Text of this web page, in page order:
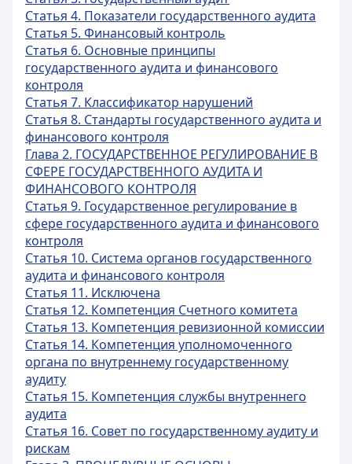
Статья 4. Показатели государственного аудита
Статья 5. Финансовый контроль
Статья 6. Основные принципы
государственного аудита и финансового
контроля
Статья 7. Классификатор нарушений
Статья 8. Стандарты государственного аудита и
финансового контроля
Глава 2. ГОСУДАРСТВЕННОЕ РЕГУЛИРОВАНИЕ В
СФЕРЕ ГОСУДАРСТВЕННОГО АУДИТА И
ФИНАНСОВОГО КОНТРОЛЯ
Статья 9. Государственное регулирование в
сфере государственного аудита и финансового
контроля
Статья 10. Система органов государственного
аудита и финансового контроля
Статья 11. Исключена
Статья 12. Компетенция Счетного комитета
Статья 13. Компетенция ревизионной комиссии
Статья 14. Компетенция уполномоченного
органа по внутреннему государственному
аудиту
Статья 15. Компетенция службы внутреннего
аудита
Статья 16. Совет по государственному аудиту и
рискам